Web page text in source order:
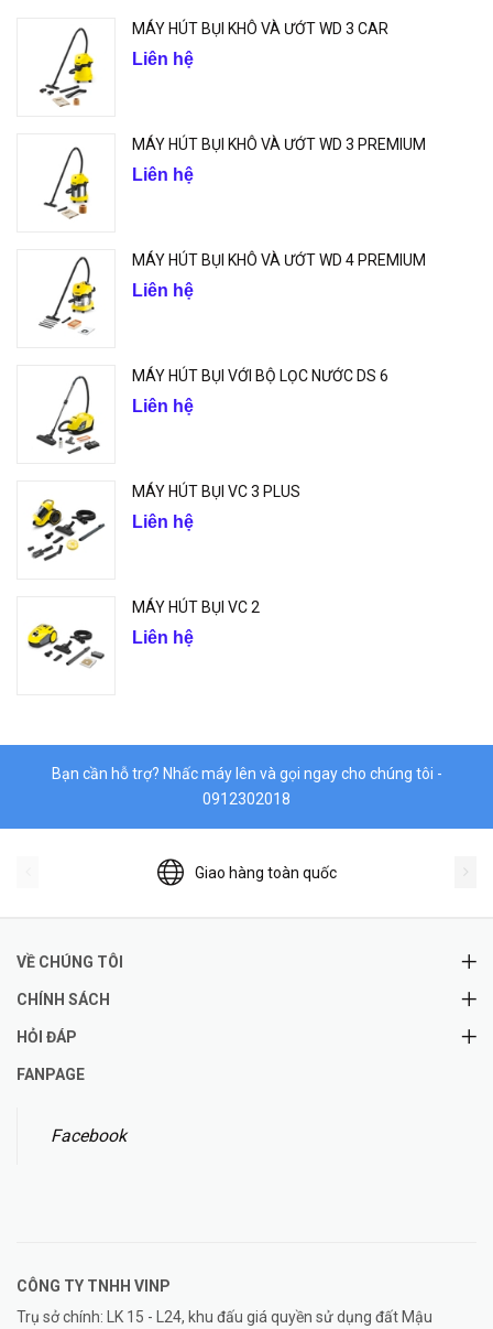
MÁY HÚT BỤI KHÔ VÀ ƯỚT WD 3 CAR
Liên hệ
MÁY HÚT BỤI KHÔ VÀ ƯỚT WD 3 PREMIUM
Liên hệ
MÁY HÚT BỤI KHÔ VÀ ƯỚT WD 4 PREMIUM
Liên hệ
MÁY HÚT BỤI VỚI BỘ LỌC NƯỚC DS 6
Liên hệ
MÁY HÚT BỤI VC 3 PLUS
Liên hệ
MÁY HÚT BỤI VC 2
Liên hệ
Bạn cần hỗ trợ? Nhấc máy lên và gọi ngay cho chúng tôi -
0912302018
Giao hàng toàn quốc
VỀ CHÚNG TÔI
CHÍNH SÁCH
HỎI ĐÁP
FANPAGE
Facebook
CÔNG TY TNHH VINP
Trụ sở chính: LK 15 - L24, khu đấu giá quyền sử dụng đất Mậu